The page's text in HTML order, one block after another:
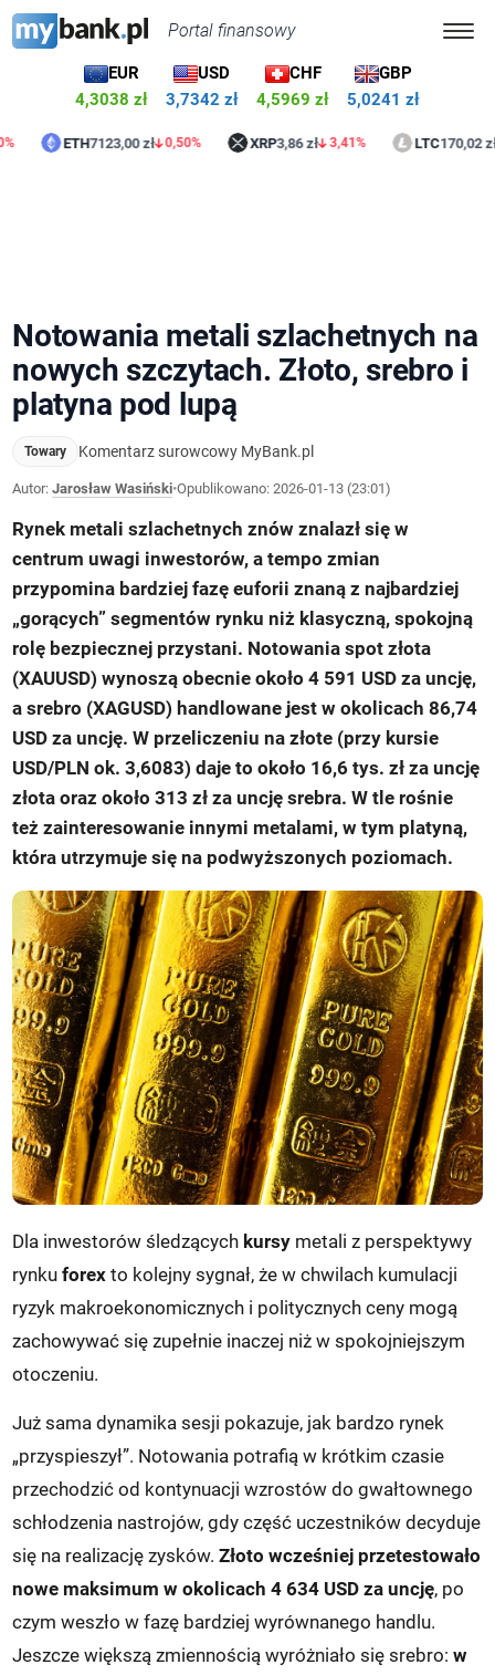
Portal finansowy
EUR
4,3004 zł
USD
3,7341 zł
CHF
4,5968 zł
GBP
5,0241 zł
ETH7123,00 zł 0,50% XRP3,86 zł 3,41% LTC170,02 zł
Notowania metali szlachetnych na
nowych szczytach. Złoto, srebro i
platyna pod lupą
Towary Komentarz surowcowy MyBank.pl
Autor:Jarosław Wasiński•Opublikowano:2026-01-13 (23:01)
Rynek metali szlachetnych znów znalazł się w
centrum uwagi inwestorów, a tempo zmian
przypomina bardziej fazę euforii znaną z najbardziej
„gorących” segmentów rynku niż klasyczną, spokojną
rolę bezpiecznej przystani. Notowania spot złota
(XAUUSD) wynoszą obecnie około 4 591 USD za uncję,
a srebro (XAGUSD) handlowane jest w okolicach 86,74
USD za uncję. W przeliczeniu na złote (przy kursie
USD/PLN ok. 3,6083) daje to około 16,6 tys. zł za uncję
złota oraz około 313 zł za uncję srebra. W tle rośnie
też zainteresowanie innymi metalami, w tym platyną,
która utrzymuje się na podwyższonych poziomach.
Dla inwestorów śledzących kursy metali z perspektywy
rynkuforex to kolejny sygnał, że w chwilach kumulacji
ryzyk makroekonomicznych i politycznych ceny mogą
zachowywać się zupełnie inaczej niż w spokojniejszym
otoczeniu.
Już sama dynamika sesji pokazuje, jak bardzo rynek
„przyspieszył”. Notowania potrafią w krótkim czasie
przechodzić od kontynuacji wzrostów do gwałtownego
schłodzenia nastrojów, gdy część uczestników decyduje
się na realizację zysków.Złoto wcześniej przetestowało
nowe maksimum w okolicach 4 634 USD za uncję, po
czym weszło w fazę bardziej wyrównanego handlu.
Jeszcze większą zmiennością wyróżniało się srebro:w